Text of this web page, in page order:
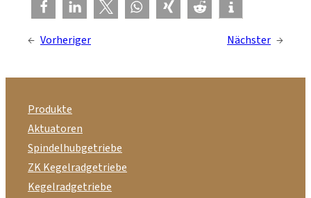
← Vorheriger Nächster →
Produkte
Aktuatoren
Spindelhubgetriebe
ZK Kegelradgetriebe
Kegelradgetriebe